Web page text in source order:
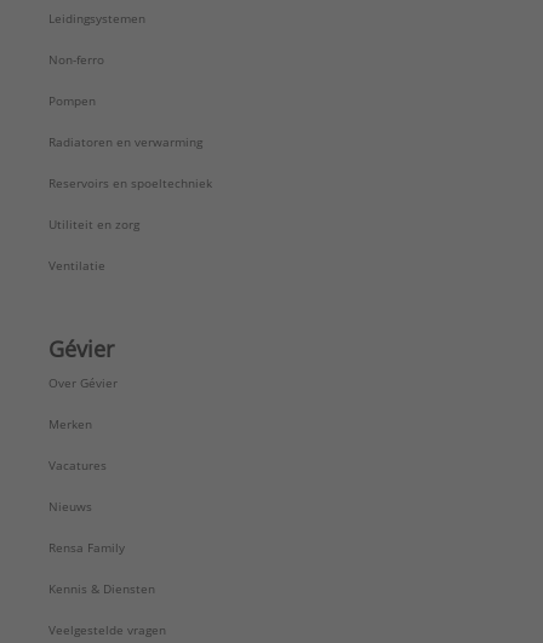
Leidingsystemen
Non-ferro
Pompen
Radiatoren en verwarming
Reservoirs en spoeltechniek
Utiliteit en zorg
Ventilatie
Gévier
Over Gévier
Merken
Vacatures
Nieuws
Rensa Family
Kennis & Diensten
Veelgestelde vragen